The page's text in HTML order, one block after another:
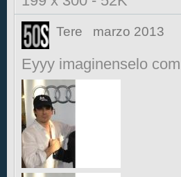
Tere marzo 2013
Eyyy imaginenselo